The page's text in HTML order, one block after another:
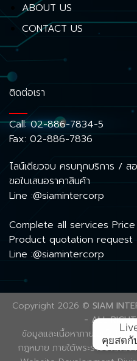
ABOUT US
CONTACT US
ติดต่อเรา
Call:02-886-7834-5
Fax: 02-886-7836
ไลน์เดียวจบ ครบทุกบริการ / ส
ขอใบเสนอราคาสินค้า
Line :@siamintercorp
Complete all services
Product quotation request
Line :@siamintercorp
Copyright 2026 © SIAM
- ALL
ข้อมูลและเนื้อหาภายในเว็บไซ
กฎหมาย ภายใต้พระราชบัญญั
คุยสดกั